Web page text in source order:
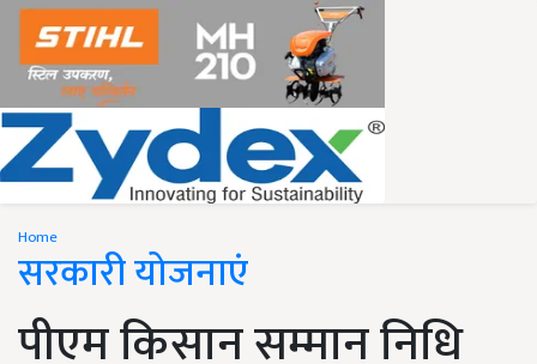
Home
सरकारी योजनाएं
पीएम किसान सम्मान निधि